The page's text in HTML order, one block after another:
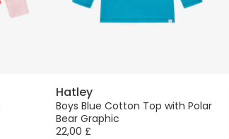
Hatley
Boys Blue Cotton Top with Polar
Bear Graphic
22,00 £